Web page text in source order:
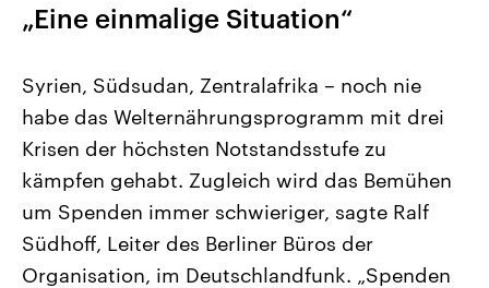
Landtagswahl Sachsen-Anhalt
2026
Alle Informationen
Sachsen-Anhalt wählt am 6.
September 2026 einen neuen
Landtag. Seit 2021 wird das
Bundesland von einer Koalition aus
USA
Aktuelle Beiträge,
Hintergründe
Wirtschaftlich und
gehören die Vereinigten
mit großem Einfluss auf
„Eine einmalige Situation“
Syrien, Südsudan, Zentralafrika – noch nie
habe das Welternährungsprogramm mit drei
Krisen der höchsten Notstandsstufe zu
kämpfen gehabt. Zugleich wird das Bemühen
um Spenden immer schwieriger, sagte Ralf
Südhoff, Leiter des Berliner Büros der
Organisation, im Deutschlandfunk. „Spenden